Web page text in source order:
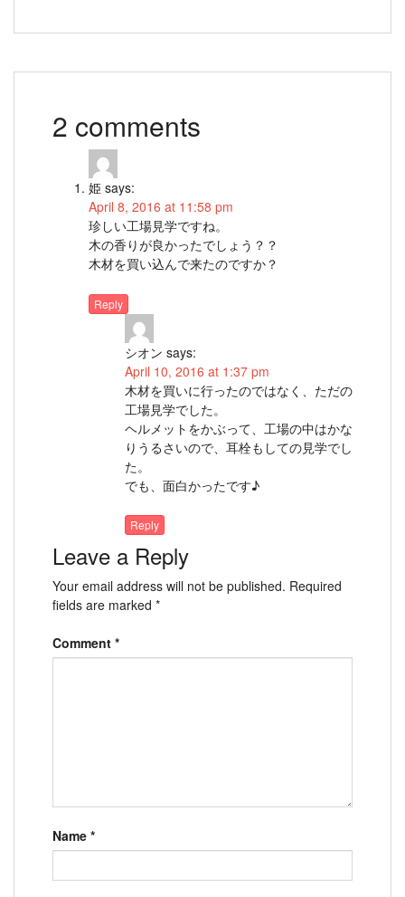
2 comments
姫 says:
April 8, 2016 at 11:58 pm
珍しい工場見学ですね。
木の香りが良かったでしょう？？
木材を買い込んで来たのですか？
Reply
シオン says:
April 10, 2016 at 1:37 pm
木材を買いに行ったのではなく、ただの
工場見学でした。
ヘルメットをかぶって、工場の中はかな
りうるさいので、耳栓もしての見学でし
た。
でも、面白かったです♪
Reply
Leave a Reply
Your email address will not be published. Required
fields are marked *
Comment *
Name *